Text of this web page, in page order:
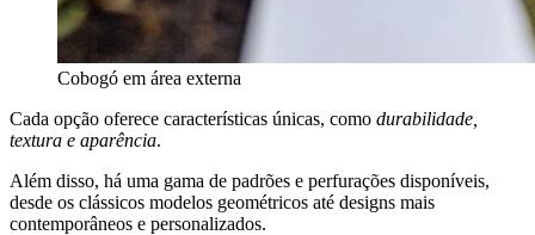
Cobogó em área externa
Cada opção oferece características únicas, como durabilidade,
textura e aparência.
Além disso, há uma gama de padrões e perfurações disponíveis,
desde os clássicos modelos geométricos até designs mais
contemporâneos e personalizados.